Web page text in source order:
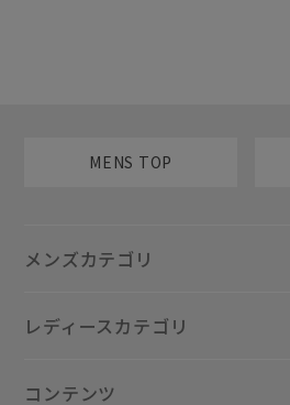
MENS TOP
メンズカテゴリ
レディースカテゴリ
コンテンツ